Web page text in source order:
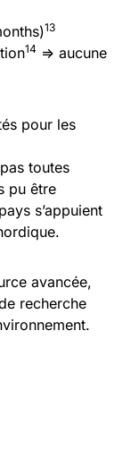
13
14 => aucune
pour les
toutes
pu être
s’appuient
avancée,
recherche